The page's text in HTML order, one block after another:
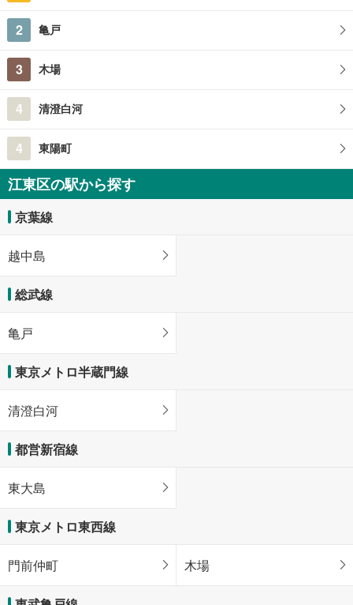
2 亀戸
3 木場
4 清澄白河
4 東陽町
江東区の駅から探す
京葉線
越中島
総武線
亀戸
東京メトロ半蔵門線
清澄白河
都営新宿線
東大島
東京メトロ東西線
門前仲町 木場